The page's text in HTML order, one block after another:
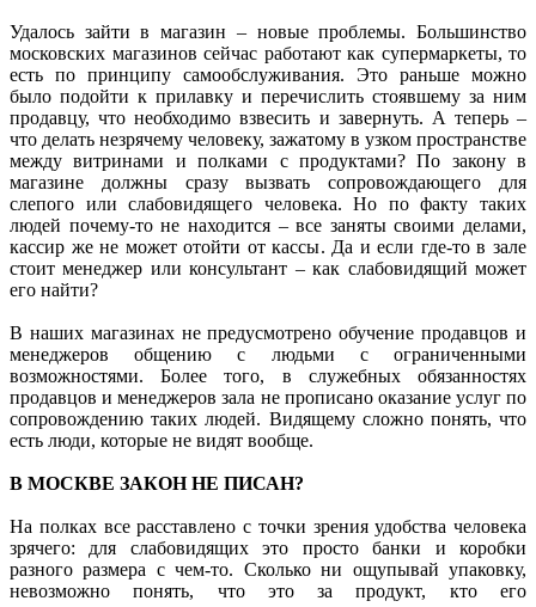
Удалось зайти в магазин – новые проблемы. Большинство
московских магазинов сейчас работают как супермаркеты, то
есть по принципу самообслуживания. Это раньше можно
было подойти к прилавку и перечислить стоявшему за ним
продавцу, что необходимо взвесить и завернуть. А теперь –
что делать незрячему человеку, зажатому в узком пространстве
между витринами и полками с продуктами? По закону в
магазине должны сразу вызвать сопровождающего для
слепого или слабовидящего человека. Но по факту таких
людей почему-то не находится – все заняты своими делами,
кассир же не может отойти от кассы. Да и если где-то в зале
стоит менеджер или консультант – как слабовидящий может
его найти?
В наших магазинах не предусмотрено обучение продавцов и
менеджеров общению с людьми с ограниченными
возможностями. Более того, в служебных обязанностях
продавцов и менеджеров зала не прописано оказание услуг по
сопровождению таких людей. Видящему сложно понять, что
есть люди, которые не видят вообще.
В МОСКВЕ ЗАКОН НЕ ПИСАН?
На полках все расставлено с точки зрения удобства человека
зрячего: для слабовидящих это просто банки и коробки
разного размера с чем-то. Сколько ни ощупывай упаковку,
невозможно понять, что это за продукт, кто его